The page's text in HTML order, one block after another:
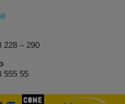
228 – 290
555 55